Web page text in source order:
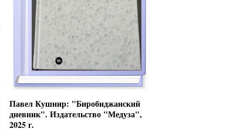
Павел Кушнир: "Биробиджанский
дневник". Издательство "Медуза",
2025 г.